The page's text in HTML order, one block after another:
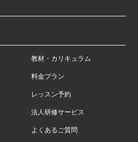
教材・カリキュラム
料金プラン
レッスン予約
法人研修サービス
よくあるご質問